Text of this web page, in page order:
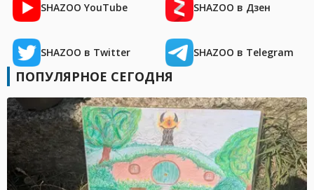
SHAZOO YouTube SHAZOO в Дзен
SHAZOO в Twitter SHAZOO в Telegram
ПОПУЛЯРНОЕ СЕГОДНЯ